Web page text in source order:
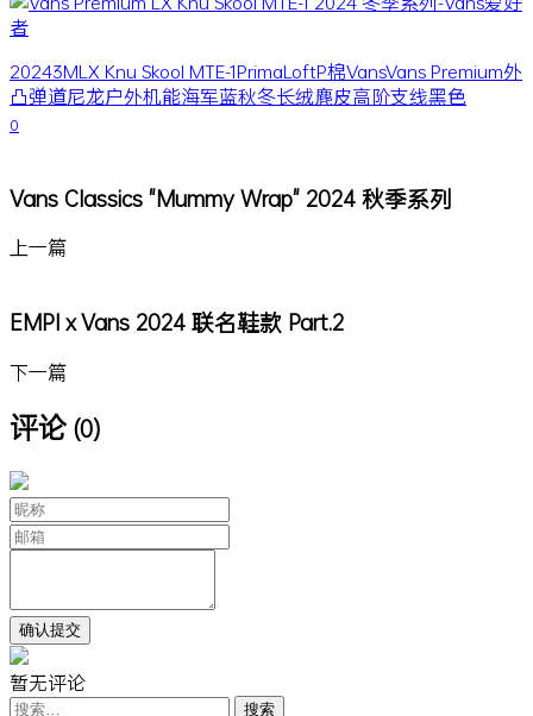
20243MLX Knu Skool MTE-1PrimaLoftP棉VansVans Premium外
凸弹道尼龙户外机能海军蓝秋冬长绒麂皮高阶支线黑色
0
Vans Classics "Mummy Wrap" 2024 秋季系列
上一篇
EMPI x Vans 2024 联名鞋款 Part.2
下一篇
评论 (0)
暂无评论
搜